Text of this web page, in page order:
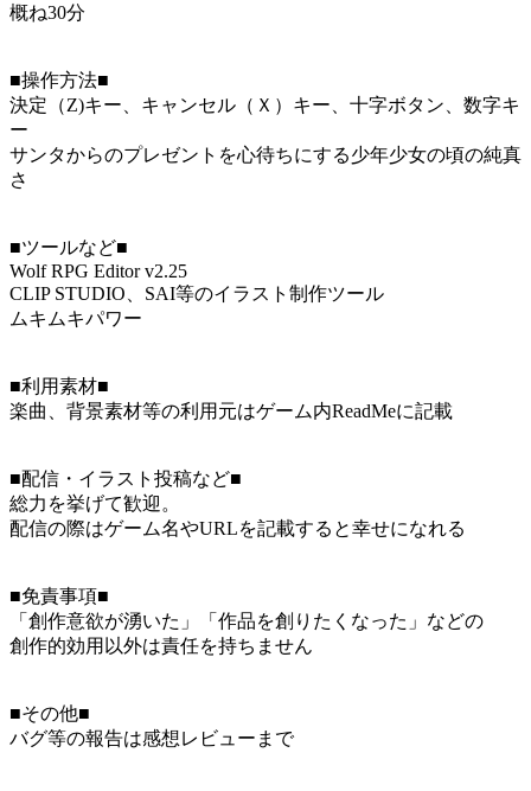
概ね30分
■操作方法■
決定（Z)キー、キャンセル（Ｘ）キー、十字ボタン、数字キ
ー
サンタからのプレゼントを心待ちにする少年少女の頃の純真
さ
■ツールなど■
Wolf RPG Editor v2.25
CLIP STUDIO、SAI等のイラスト制作ツール
ムキムキパワー
■利用素材■
楽曲、背景素材等の利用元はゲーム内ReadMeに記載
■配信・イラスト投稿など■
総力を挙げて歓迎。
配信の際はゲーム名やURLを記載すると幸せになれる
■免責事項■
「創作意欲が湧いた」「作品を創りたくなった」などの
創作的効用以外は責任を持ちません
■その他■
バグ等の報告は感想レビューまで